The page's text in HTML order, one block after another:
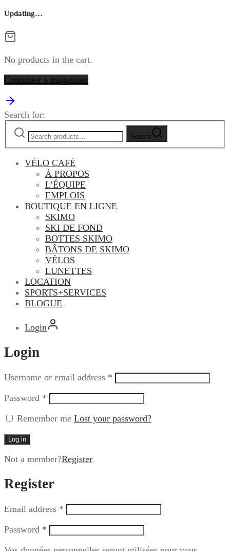
Updating…
No products in the cart.
Continuer à magasiner
Search for:
Search
VÉLO CAFÉ
À PROPOS
L’ÉQUIPE
EMPLOIS
BOUTIQUE EN LIGNE
SKIMO
SKI DE FOND
BOTTES SKIMO
BÂTONS DE SKIMO
VÉLOS
LUNETTES
LOCATION
SPORTS+SERVICES
BLOGUE
Login
Login
Username or email address *
Password *
Remember me Lost your password?
Log in
Not a member?Register
Register
Email address *
Password *